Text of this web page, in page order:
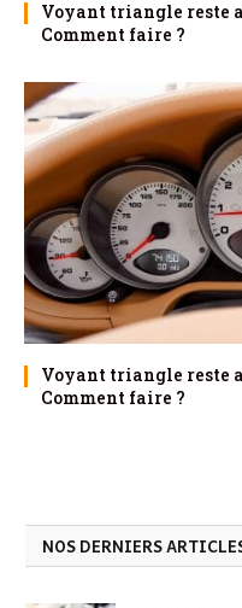
Voyant triangle reste
Comment faire ?
Voyant triangle reste
Comment faire ?
NOS DERNIERS